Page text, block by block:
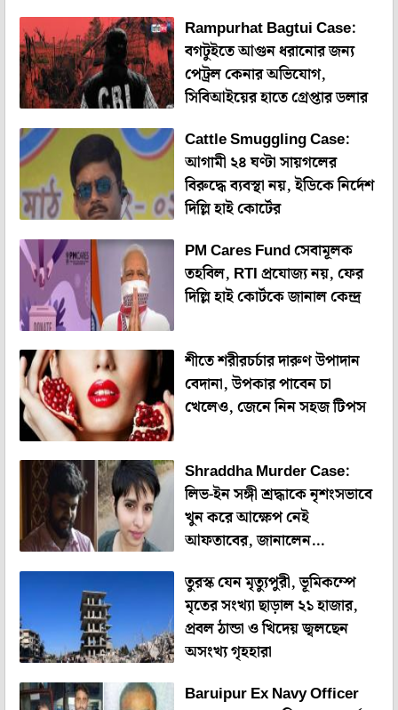
Rampurhat Bagtui Case:
বগটুইতে আগুন ধরানোর জন্য
পেট্রল কেনার অভিযোগ,
সিবিআইয়ের হাতে গ্রেপ্তার ডলার
Cattle Smuggling Case:
আগামী ২৪ ঘণ্টা সায়গলের
বিরুদ্ধে ব্যবস্থা নয়, ইডিকে নির্দেশ
দিল্লি হাই কোর্টের
PM Cares Fund সেবামূলক
তহবিল, RTI প্রযোজ্য নয়, ফের
দিল্লি হাই কোর্টকে জানাল কেন্দ্র
শীতে শরীরচর্চার দারুণ উপাদান
বেদানা, উপকার পাবেন চা
খেলেও, জেনে নিন সহজ টিপস
Shraddha Murder Case:
লিভ-ইন সঙ্গী শ্রদ্ধাকে নৃশংসভাবে
খুন করে আক্ষেপ নেই
আফতাবের, জানালেন
তুরস্ক যেন মৃত্যুপুরী, ভূমিকম্পে
মৃতের সংখ্যা ছাড়াল ২১ হাজার,
প্রবল ঠান্ডা ও খিদেয় জ্বলছেন
অসংখ্য গৃহহারা
Baruipur Ex Navy Officer